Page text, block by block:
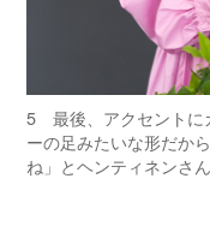
5 最後、アクセントに
ーの足みたいな形だか
ね」とヘンティネンさん